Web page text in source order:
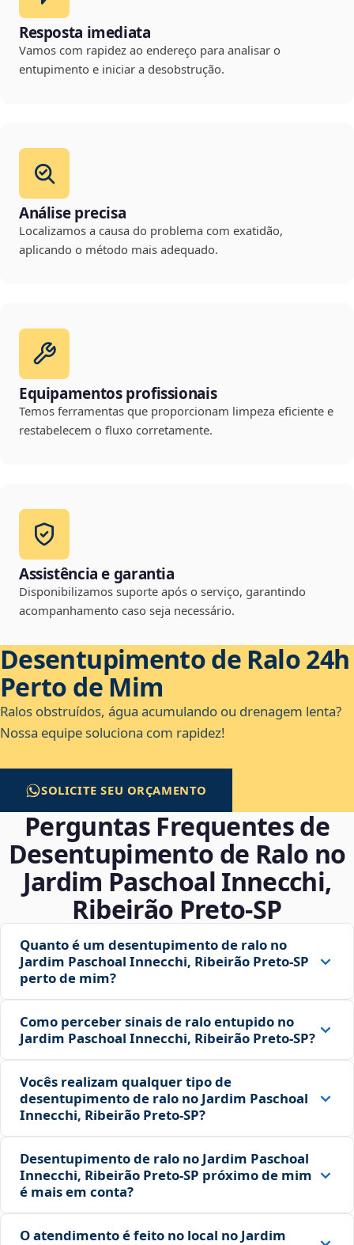
Resposta imediata
Vamos com rapidez ao endereço para analisar o
entupimento e iniciar a desobstrução.
Análise precisa
Localizamos a causa do problema com exatidão,
aplicando o método mais adequado.
Equipamentos profissionais
Temos ferramentas que proporcionam limpeza eficiente e
restabelecem o fluxo corretamente.
Assistência e garantia
Disponibilizamos suporte após o serviço, garantindo
acompanhamento caso seja necessário.
Desentupimento de Ralo 24h
Perto de Mim
Ralos obstruídos, água acumulando ou drenagem lenta?
Nossa equipe soluciona com rapidez!
SOLICITE SEU ORÇAMENTO
Perguntas Frequentes de
Desentupimento de Ralo no
Jardim Paschoal Innecchi,
Ribeirão Preto‑SP
Quanto é um desentupimento de ralo no
Jardim Paschoal Innecchi, Ribeirão Preto‑SP
perto de mim?
Como perceber sinais de ralo entupido no
Jardim Paschoal Innecchi, Ribeirão Preto‑SP?
Vocês realizam qualquer tipo de
desentupimento de ralo no Jardim Paschoal
Innecchi, Ribeirão Preto‑SP?
Desentupimento de ralo no Jardim Paschoal
Innecchi, Ribeirão Preto‑SP próximo de mim
é mais em conta?
O atendimento é feito no local no Jardim